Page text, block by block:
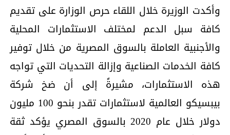
وأكدت الوزيرة خلال اللقاء حرص الوزارة على تقديم
كافة سبل الدعم لمختلف الاستثمارات المحلية
والأجنبية العاملة بالسوق المصرية من خلال توفير
كافة الخدمات الصناعية وإزالة التحديات التي تواجه
هذه الاستثمارات، مشيرةً إلى أن ضخ شركة
بيبسيكو العالمية لاستثمارات تقدر بنحو 100 مليون
دولار خلال عام 2020 بالسوق المصري يؤكد ثقة